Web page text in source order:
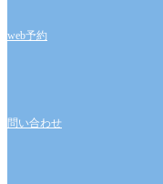
web予約
問い合わせ